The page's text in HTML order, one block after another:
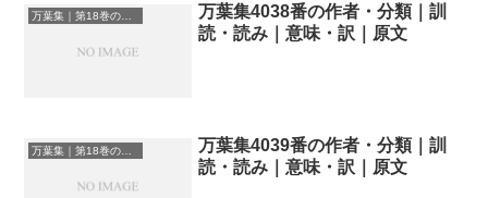
万葉集｜第18巻の和歌一覧
万葉集4038番の作者・分類｜訓
読・読み｜意味・訳｜原文
万葉集｜第18巻の和歌一覧
万葉集4039番の作者・分類｜訓
読・読み｜意味・訳｜原文